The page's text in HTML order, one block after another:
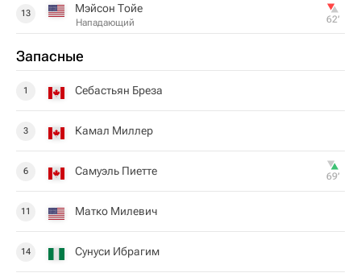
13 Мэйсон Тойе
Нападающий 62‎’‎
Запасные
1 Себастьян Бреза
3 Камал Миллер
6 Самуэль Пиетте 69‎’‎
11 Матко Милевич
14 Сунуси Ибрагим